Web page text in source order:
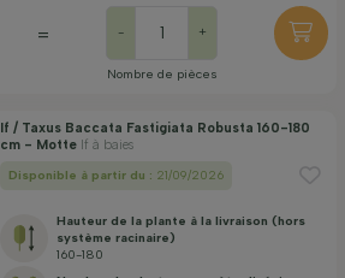
= - +
Nombre de pièces
If / Taxus Baccata Fastigiata Robusta 160-180
cm - Motte If à baies
Disponible à partir du : 21/09/2026
Hauteur de la plante à la livraison (hors
système racinaire)
160-180